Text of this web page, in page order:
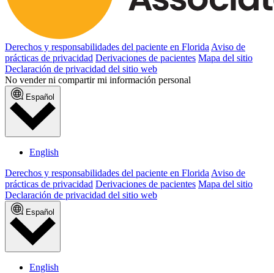
Derechos y responsabilidades del paciente en Florida Aviso de
prácticas de privacidad Derivaciones de pacientes Mapa del sitio
Declaración de privacidad del sitio web
No vender ni compartir mi información personal
Español
English
Derechos y responsabilidades del paciente en Florida Aviso de
prácticas de privacidad Derivaciones de pacientes Mapa del sitio
Declaración de privacidad del sitio web
Español
English